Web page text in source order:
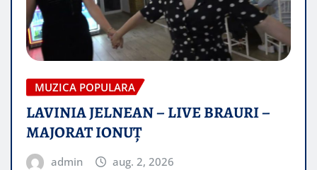
MUZICA POPULARA
LAVINIA JELNEAN – LIVE BRAURI –
MAJORAT IONUŢ
admin aug. 2, 2026